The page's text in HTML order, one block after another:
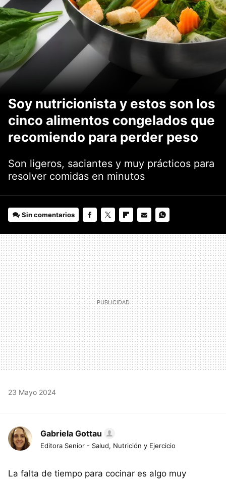
Soy nutricionista y estos son los
cinco alimentos congelados que
recomiendo para perder peso
Son ligeros, saciantes y muy prácticos para
resolver comidas en minutos
Sin comentarios
MAIL
23 Mayo 2024
Gabriela Gottau
Editora Senior - Salud, Nutrición y Ejercicio
La falta de tiempo para cocinar es algo muy